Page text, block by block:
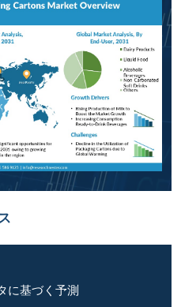
に基づく予測